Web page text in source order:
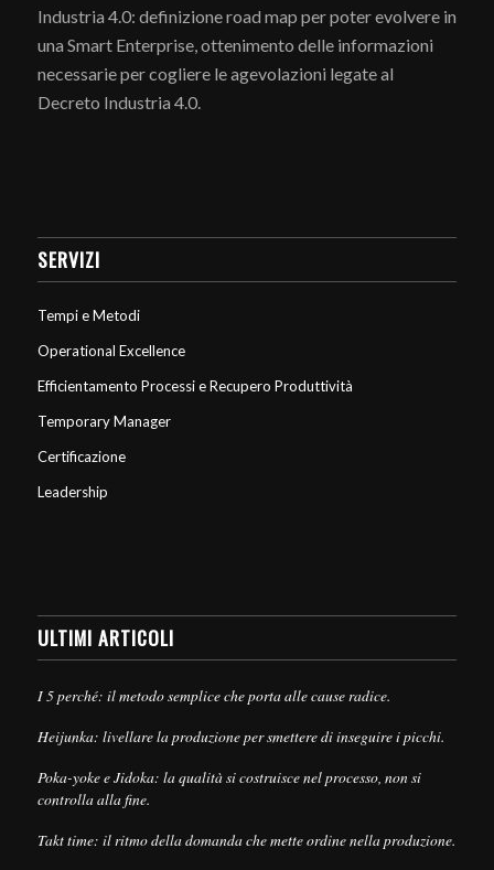
Industria 4.0: definizione road map per poter evolvere in
una Smart Enterprise, ottenimento delle informazioni
necessarie per cogliere le agevolazioni legate al
Decreto Industria 4.0.
SERVIZI
Tempi e Metodi
Operational Excellence
Efficientamento Processi e Recupero Produttività
Temporary Manager
Certificazione
Leadership
ULTIMI ARTICOLI
I 5 perché: il metodo semplice che porta alle cause radice.
Heijunka: livellare la produzione per smettere di inseguire i picchi.
Poka-yoke e Jidoka: la qualità si costruisce nel processo, non si
controlla alla fine.
Takt time: il ritmo della domanda che mette ordine nella produzione.